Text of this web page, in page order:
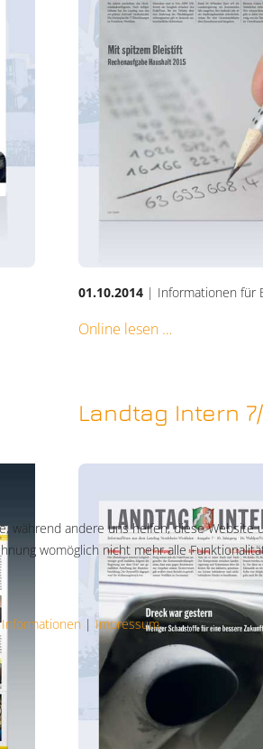
01.10.2014 | Informationen für
Online lesen
Landtag Intern
andere uns helfen, diese Website
womöglich nicht mehr alle
| Impressum